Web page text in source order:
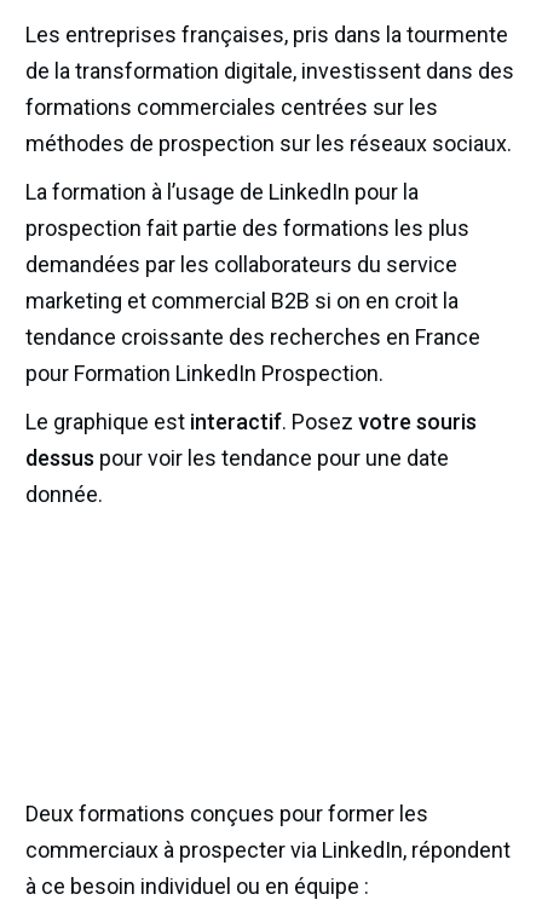
Les entreprises françaises, pris dans la tourmente
de la transformation digitale, investissent dans des
formations commerciales centrées sur les
méthodes de prospection sur les réseaux sociaux.
La formation à l’usage de LinkedIn pour la
prospection fait partie des formations les plus
demandées par les collaborateurs du service
marketing et commercial B2B si on en croit la
tendance croissante des recherches en France
pour Formation LinkedIn Prospection.
Le graphique est interactif. Posez votre souris
dessus pour voir les tendance pour une date
donnée.
Deux formations conçues pour former les
commerciaux à prospecter via LinkedIn, répondent
à ce besoin individuel ou en équipe :